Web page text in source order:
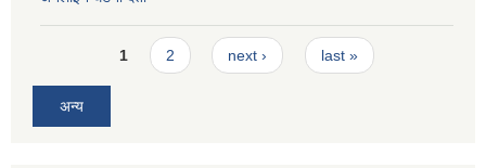
Pages1 2 next › last »
अन्य